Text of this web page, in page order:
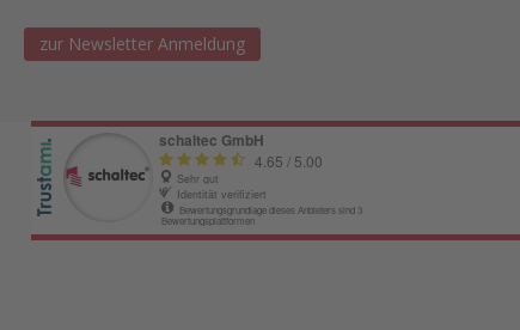
zur Newsletter Anmeldung